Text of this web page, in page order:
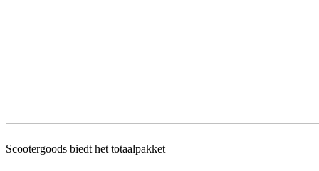
Scootergoods biedt het totaalpakket